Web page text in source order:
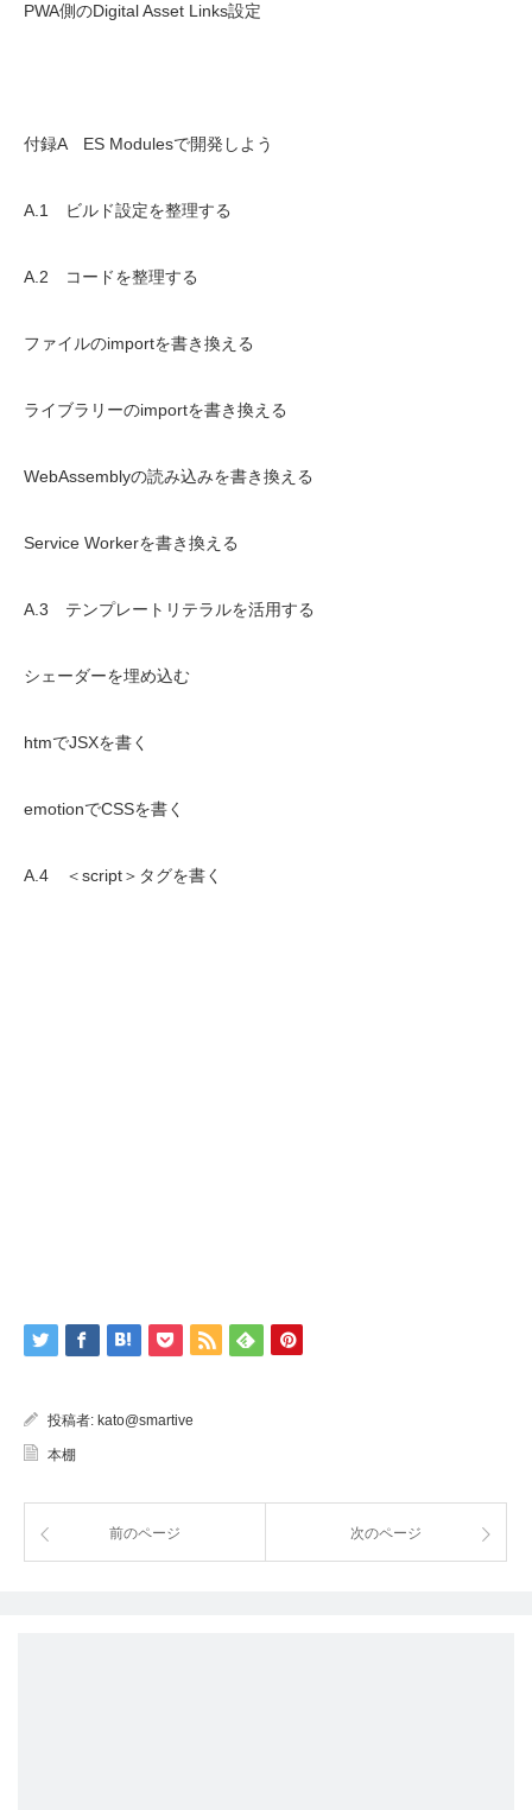
PWA側のDigital Asset Links設定
付録A ES Modulesで開発しよう
A.1 ビルド設定を整理する
A.2 コードを整理する
ファイルのimportを書き換える
ライブラリーのimportを書き換える
WebAssemblyの読み込みを書き換える
Service Workerを書き換える
A.3 テンプレートリテラルを活用する
シェーダーを埋め込む
htmでJSXを書く
emotionでCSSを書く
A.4 ＜script＞タグを書く
投稿者: kato@smartive
本棚
前のページ 次のページ